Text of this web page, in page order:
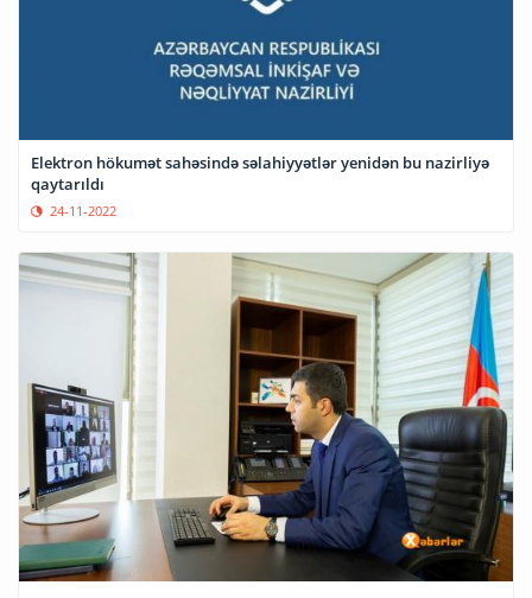
Elektron hökumət sahəsində səlahiyyətlər yenidən bu nazirliyə
qaytarıldı
24-11-2022